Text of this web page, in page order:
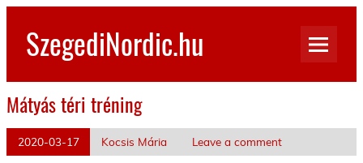
Skip
contentSzegediNordic.hu
Mátyás téri tréning
2020-03-17 Kocsis Mária Leave a comment